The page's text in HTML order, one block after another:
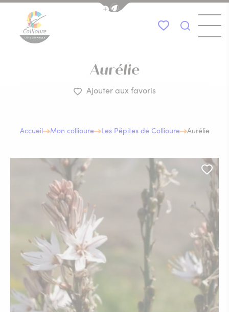
Afficher la barre de navigation du
Mes favoris
Je
Aurélie
Ajouter aux favoris
Accueil Mon collioure Les Pépites de Collioure Aurélie